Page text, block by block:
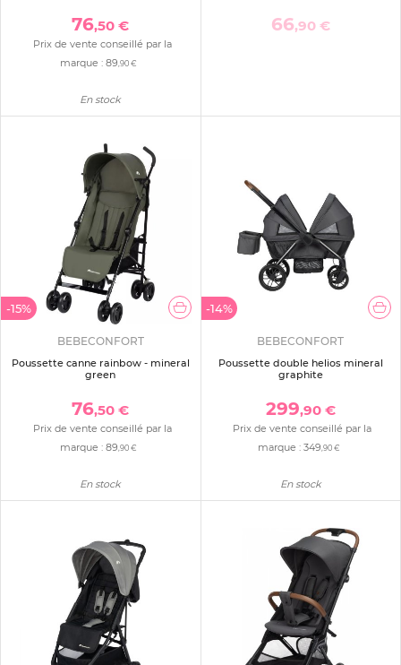
76,50 €
Prix de vente conseillé par la
marque :89 ,90 €
En stock
66,90 €
-15%
BEBECONFORT
Poussette canne rainbow - mineral
green
76,50 €
Prix de vente conseillé par la
marque :89 ,90 €
En stock
-14%
BEBECONFORT
Poussette double helios mineral
graphite
299,90 €
Prix de vente conseillé par la
marque : 349 ,90 €
En stock